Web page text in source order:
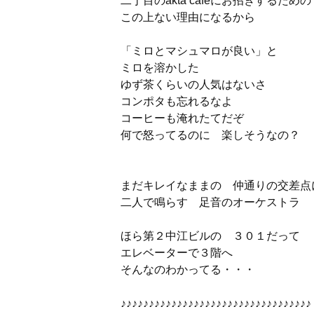
この上ない理由になるから
「ミロとマシュマロが良い」と
ミロを溶かした
ゆず茶くらいの人気はないさ
コンポタも忘れるなよ
コーヒーも淹れたてだぞ
何で怒ってるのに 楽しそうなの？
まだキレイなままの 仲通りの交差点
二人で鳴らす 足音のオーケストラ
ほら第２中江ビルの ３０１だって
エレベーターで３階へ
そんなのわかってる・・・
♪♪♪♪♪♪♪♪♪♪♪♪♪♪♪♪♪♪♪♪♪♪♪♪♪♪♪♪♪♪♪♪♪♪